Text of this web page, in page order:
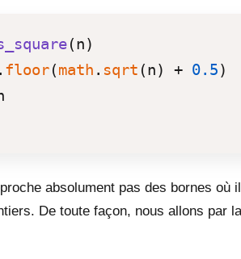
(n)
. floor(math . sqrt (n) + 0.5)
absolument pas des bornes où
De toute façon, nous allons par